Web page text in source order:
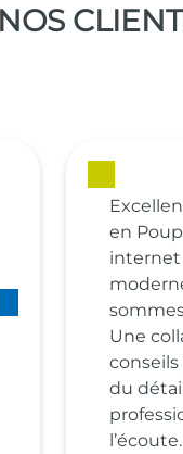
en
internet
Une
du